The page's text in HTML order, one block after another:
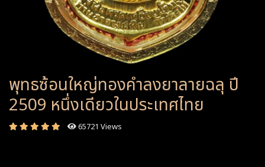
พุทธซ้อนใหญ่ทองคำลงยาลายฉลุ ปี
2509 หนึ่งเดียวในประเทศไทย
65721 Views